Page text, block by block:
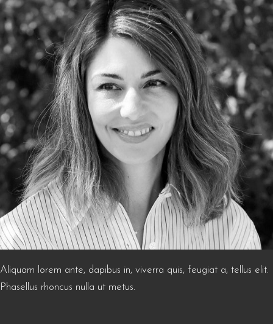
Aliquam lorem ante, dapibus in, viverra quis, feugiat a, tellus elit.
Phasellus rhoncus nulla ut metus.